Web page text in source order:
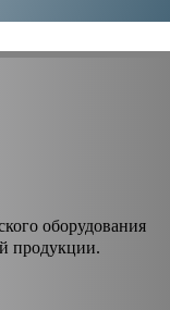
оборудования
продукции.